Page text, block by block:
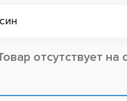
отсутствует на